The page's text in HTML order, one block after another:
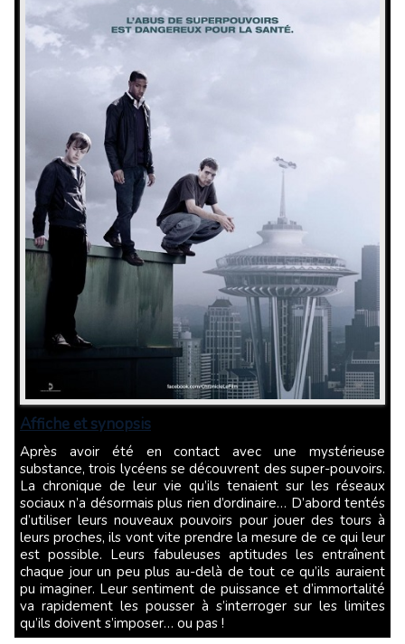
Affiche et synopsis
Après avoir été en contact avec une mystérieuse
substance, trois lycéens se découvrent des super-pouvoirs.
La chronique de leur vie qu’ils tenaient sur les réseaux
sociaux n’a désormais plus rien d’ordinaire… D’abord tentés
d’utiliser leurs nouveaux pouvoirs pour jouer des tours à
leurs proches, ils vont vite prendre la mesure de ce qui leur
est possible. Leurs fabuleuses aptitudes les entraînent
chaque jour un peu plus au-delà de tout ce qu’ils auraient
pu imaginer. Leur sentiment de puissance et d’immortalité
va rapidement les pousser à s’interroger sur les limites
qu’ils doivent s’imposer… ou pas !